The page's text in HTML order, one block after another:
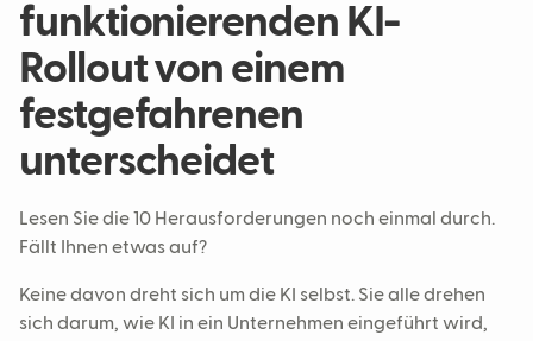
funktionierenden KI-
Rollout von einem
festgefahrenen
unterscheidet
Lesen Sie die 10 Herausforderungen noch einmal durch.
Fällt Ihnen etwas auf?
Keine davon dreht sich um die KI selbst. Sie alle drehen
sich darum, wie KI in ein Unternehmen eingeführt wird,